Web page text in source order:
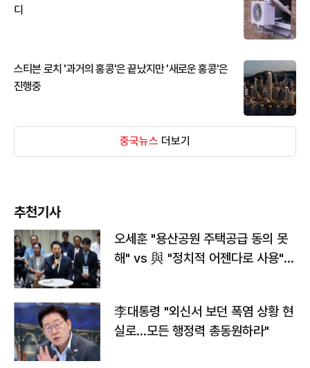
디
스티븐 로치 '과거의 홍콩'은 끝났지만 '새로운 홍콩'은
진행중
중국뉴스 더보기
추천기사
오세훈 "용산공원 주택공급 동의 못
해" vs 與 "정치적 어젠다로 사용"
李대통령 "외신서 보던 폭염 상황 현
실로…모든 행정력 총동원하라"